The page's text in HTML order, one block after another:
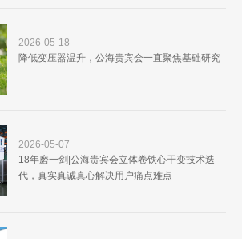
2026-05-18
降低变压器温升，公海贵宾会一直聚焦基础研究
2026-05-07
18年磨一剑|公海贵宾会立体卷铁心干变技术迭
代，真实真诚真心解决用户痛点难点